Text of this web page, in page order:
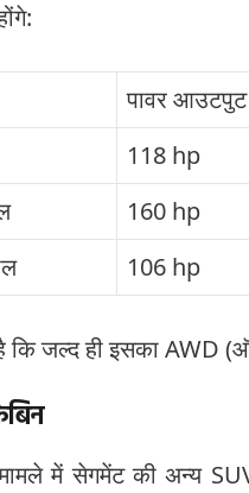
पावर आउटपुट
118 hp
160 hp
106 hp
है कि जल्द ही इसका AWD
में सेगमेंट की अन्य